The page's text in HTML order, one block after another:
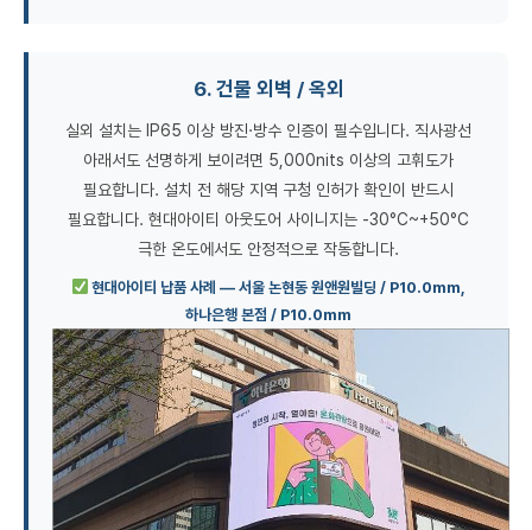
6. 건물 외벽 / 옥외
실외 설치는 IP65 이상 방진·방수 인증이 필수입니다. 직사광선
아래서도 선명하게 보이려면 5,000nits 이상의 고휘도가
필요합니다. 설치 전 해당 지역 구청 인허가 확인이 반드시
필요합니다. 현대아이티 아웃도어 사이니지는 -30°C~+50°C
극한 온도에서도 안정적으로 작동합니다.
현대아이티 납품 사례 — 서울 논현동 원앤원빌딩 / P10.0mm,
하나은행 본점 / P10.0mm